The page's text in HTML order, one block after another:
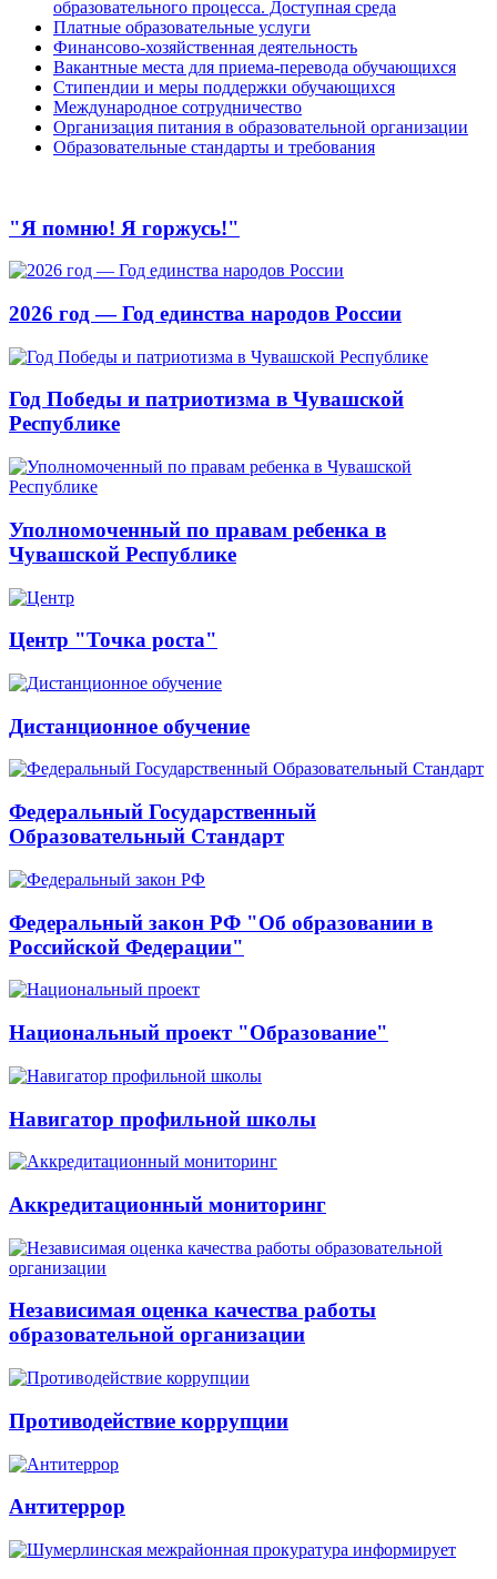
образовательного процесса. Доступная среда
Платные образовательные услуги
Финансово-хозяйственная деятельность
Вакантные места для приема-перевода обучающихся
Стипендии и меры поддержки обучающихся
Международное сотрудничество
Организация питания в образовательной организации
Образовательные стандарты и требования
"Я помню! Я горжусь!"
2026 год — Год единства народов России
Год Победы и патриотизма в Чувашской
Республике
Уполномоченный по правам ребенка в
Чувашской Республике
Центр "Точка роста"
Дистанционное обучение
Федеральный Государственный
Образовательный Стандарт
Федеральный закон РФ "Об образовании в
Российской Федерации"
Национальный проект "Образование"
Навигатор профильной школы
Аккредитационный мониторинг
Независимая оценка качества работы
образовательной организации
Противодействие коррупции
Антитеррор